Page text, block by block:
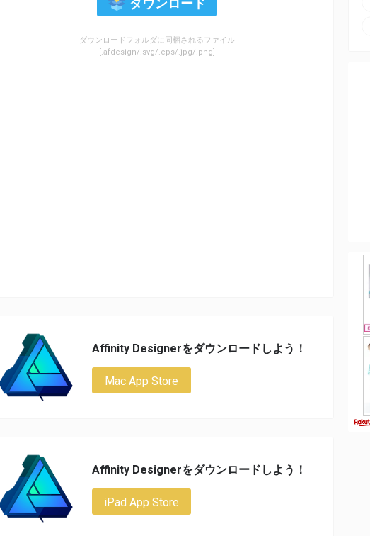
ダウンロードフォルダに同梱されるファイル
[.afdesign/.svg/.eps/.jpg/.png]
Affinity Designerをダウンロードしよう！
Mac App Store
Affinity Designerをダウンロードしよう！
iPad App Store